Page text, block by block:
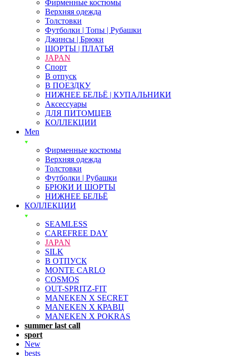
Фирменные костюмы
Верхняя одежда
Толстовки
Футболки | Топы | Рубашки
Джинсы | Брюки
ШОРТЫ | ПЛАТЬЯ
JAPAN
Спорт
В отпуск
В ПОЕЗДКУ
НИЖНЕЕ БЕЛЬЁ | КУПАЛЬНИКИ
Аксессуары
ДЛЯ ПИТОМЦЕВ
КОЛЛЕКЦИИ
Men
Фирменные костюмы
Верхняя одежда
Толстовки
Футболки | Рубашки
БРЮКИ И ШОРТЫ
НИЖНЕЕ БЕЛЬЁ
КОЛЛЕКЦИИ
SEAMLESS
CAREFREE DAY
JAPAN
SILK
В ОТПУСК
MONTE CARLO
COSMOS
OUT-SPRITZ-FIT
MANEKEN X SECRET
MANEKEN X КРАВЦ
MANEKEN X POKRAS
summer last call
sport
New
bests